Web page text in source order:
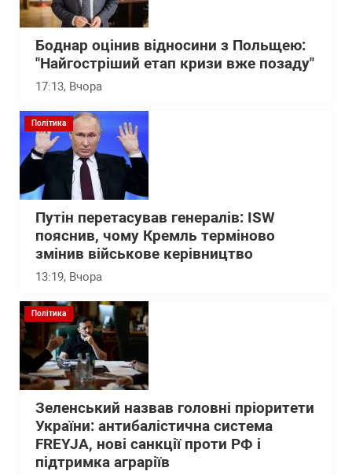
Боднар оцінив відносини з Польщею:
"Найгостріший етап кризи вже позаду"
17:13, Вчора
Політика
Путін перетасував генералів: ISW
пояснив, чому Кремль терміново
змінив військове керівництво
13:19, Вчора
Політика
Зеленський назвав головні пріоритети
України: антибалістична система
FREYJA, нові санкції проти РФ і
підтримка аграріїв